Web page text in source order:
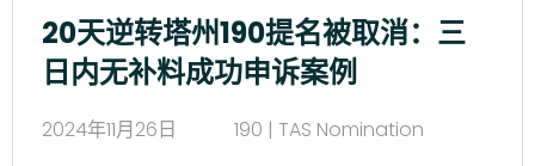
20天逆转塔州190提名被取消：三
日内无补料成功申诉案例
2024年11月26日
190 | TAS Nomination